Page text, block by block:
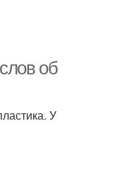
об
У